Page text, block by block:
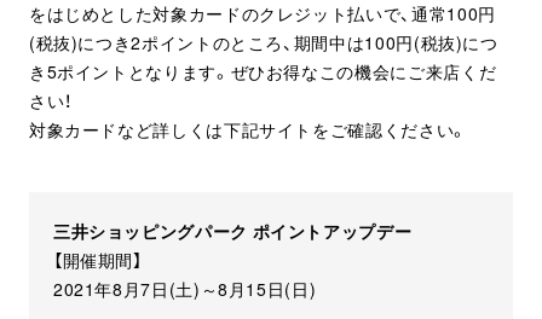
をはじめとした対象カードのクレジット払いで、通常100円
(税抜)につき2ポイントのところ、期間中は100円(税抜)につ
き5ポイントとなります。ぜひお得なこの機会にご来店くだ
さい！
対象カードなど詳しくは下記サイトをご確認ください。
三井ショッピングパーク ポイントアップデー
【開催期間】
2021年8月7日(土)～8月15日(日)